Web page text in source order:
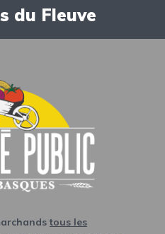
du Fleuve
tous les